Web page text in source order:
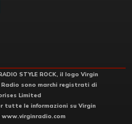
STYLE ROCK, il logo Virgin
sono marchi registrati di
Limited
tutte le informazioni su Virgin
www.virginradio.com